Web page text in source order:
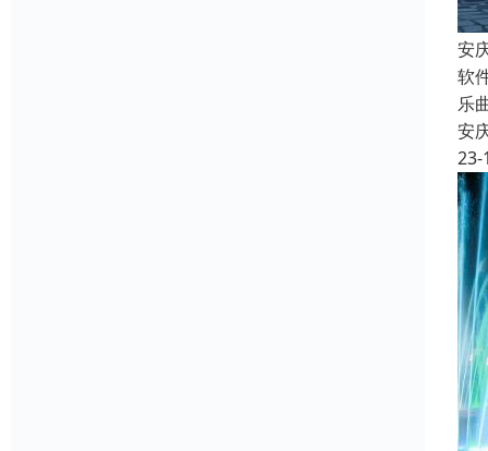
安
软
乐
安
23-